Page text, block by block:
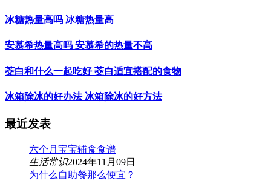
冰糖热量高吗 冰糖热量高
安慕希热量高吗 安慕希的热量不高
茭白和什么一起吃好 茭白适宜搭配的食物
冰箱除冰的好办法 冰箱除冰的好方法
最近发表
六个月宝宝辅食食谱
生活常识2024年11月09日
为什么自助餐那么便宜？